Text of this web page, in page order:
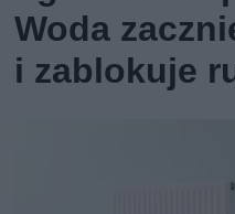
Woda
i zablokuje